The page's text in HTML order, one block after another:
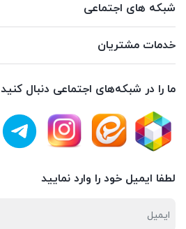
شبکه های اجتماعی
خدمات مشتریان
ما را در شبکه‌های اجتماعی دنبال کنید
لطفا ایمیل خود را وارد نمایید